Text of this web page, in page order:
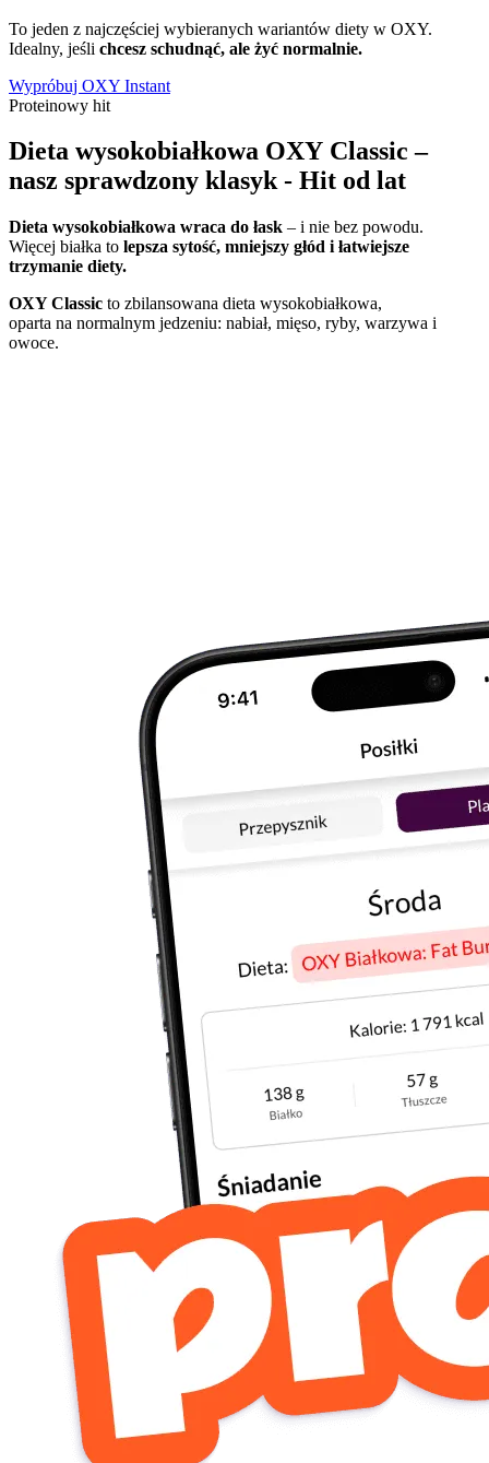
To jeden z najczęściej wybieranych wariantów diety w OXY.
Idealny, jeśli chcesz schudnąć, ale żyć normalnie.
Wypróbuj OXY Instant
Proteinowy hit
Dieta wysokobiałkowa OXY Classic –
nasz sprawdzony klasyk - Hit od lat
Dieta wysokobiałkowa wraca do łask – i nie bez powodu.
Więcej białka to lepsza sytość, mniejszy głód i łatwiejsze
trzymanie diety.
OXY Classic to zbilansowana dieta wysokobiałkowa,
oparta na normalnym jedzeniu: nabiał, mięso, ryby, warzywa i
owoce.